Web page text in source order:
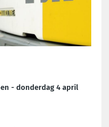
- donderdag 4 april